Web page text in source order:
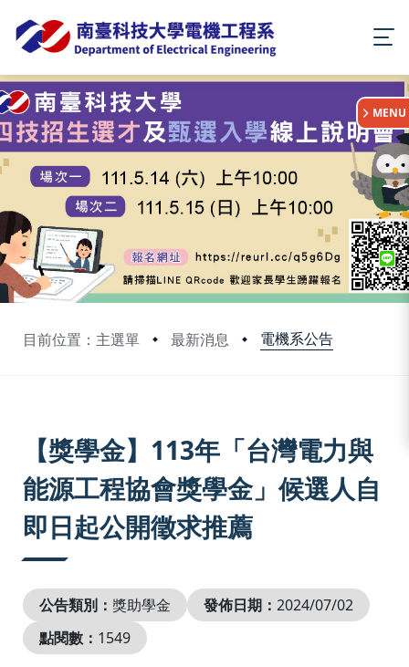
目前位置：主選單 最新消息 電機系公告
:::
MENU
【獎學金】113年「台灣電力與
能源工程協會獎學金」候選人自
即日起公開徵求推薦
公告類別： 獎助學金 發佈日期： 2024/07/02
點閱數： 1549